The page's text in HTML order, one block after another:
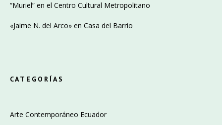
“Muriel” en el Centro Cultural Metropolitano
«Jaime N. del Arco» en Casa del Barrio
CATEGORÍAS
Arte Contemporáneo Ecuador